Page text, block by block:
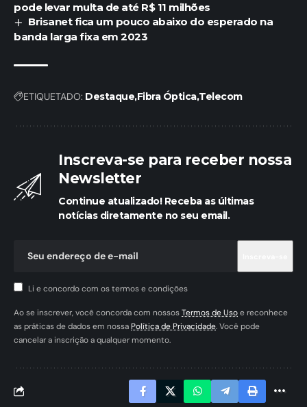
pode levar multa de até R$ 11 milhões
Brisanet fica um pouco abaixo do esperado na
banda larga fixa em 2023
ETIQUETADO: DestaqueFibra ÓpticaTelecom
Inscreva-se para receber nossa
Newsletter
Continue atualizado! Receba as últimas
notícias diretamente no seu email.
Li e concordo com os termos e condições
Ao se inscrever, você concorda com nossosTermos de Usoe reconhece
as práticas de dados em nossaPolítica de Privacidade. Você pode
cancelar a inscrição a qualquer momento.